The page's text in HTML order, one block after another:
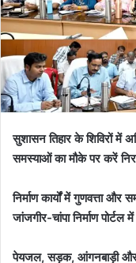
सुशासन तिहार के शिविरों में
समस्याओं का मौके पर करें
निर्माण कार्यों में गुणवत्ता और
जांजगीर-चांपा निर्माण
पेयजल, सड़क, आंगनबाड़ी और